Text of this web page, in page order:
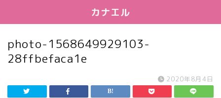
カナエル
photo-1568649929103-
28ffbefaca1e
2020年8月4日